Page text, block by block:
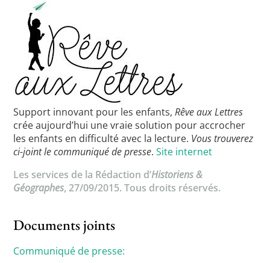
Support innovant pour les enfants,Rêve aux Lettres
crée aujourd’hui une vraie solution pour accrocher
les enfants en difficulté avec la lecture. Vous trouverez
ci-joint le communiqué de presse.Site internet
Les services de la Rédaction d’Historiens &
Géographes, 27/09/2015. Tous droits réservés.
Documents joints
Communiqué de presse: